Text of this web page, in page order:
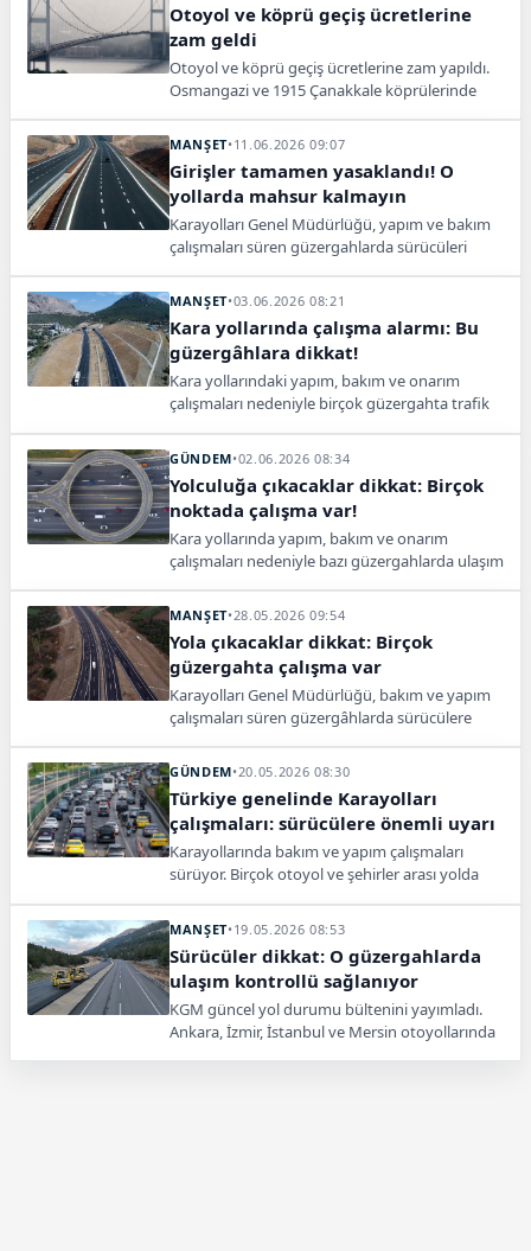
Otoyol ve köprü geçiş ücretlerine
zam geldi
Otoyol ve köprü geçiş ücretlerine zam yapıldı.
Osmangazi ve 1915 Çanakkale köprülerinde
MANŞET•11.06.2026 09:07
Girişler tamamen yasaklandı! O
yollarda mahsur kalmayın
Karayolları Genel Müdürlüğü, yapım ve bakım
çalışmaları süren güzergahlarda sürücüleri
konusunda uyardı.
MANŞET•03.06.2026 08:21
Kara yollarında çalışma alarmı: Bu
güzergâhlara dikkat!
Kara yollarındaki yapım, bakım ve onarım
çalışmaları nedeniyle birçok güzergahta trafik
yapıldı.
GÜNDEM•02.06.2026 08:34
Yolculuğa çıkacaklar dikkat: Birçok
noktada çalışma var!
Kara yollarında yapım, bakım ve onarım
çalışmaları nedeniyle bazı güzergahlarda ulaşım
işaretçilere dikkat etmesi gerekiyor.
MANŞET•28.05.2026 09:54
Yola çıkacaklar dikkat: Birçok
güzergahta çalışma var
Karayolları Genel Müdürlüğü, bakım ve yapım
çalışmaları süren güzergâhlarda sürücülere
GÜNDEM•20.05.2026 08:30
Türkiye genelinde Karayolları
çalışmaları: sürücülere önemli uyarı
Karayollarında bakım ve yapım çalışmaları
sürüyor. Birçok otoyol ve şehirler arası yolda
MANŞET•19.05.2026 08:53
Sürücüler dikkat: O güzergahlarda
ulaşım kontrollü sağlanıyor
KGM güncel yol durumu bültenini yayımladı.
Ankara, İzmir, İstanbul ve Mersin otoyollarında